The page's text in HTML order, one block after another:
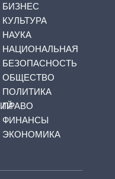
БИЗНЕС
КУЛЬТУРА
НАУКА
НАЦИОНАЛЬНАЯ
БЕЗОПАСНОСТЬ
ОБЩЕСТВО
ПОЛИТИКА
ПРАВО
ФИНАНСЫ
ЭКОНОМИКА